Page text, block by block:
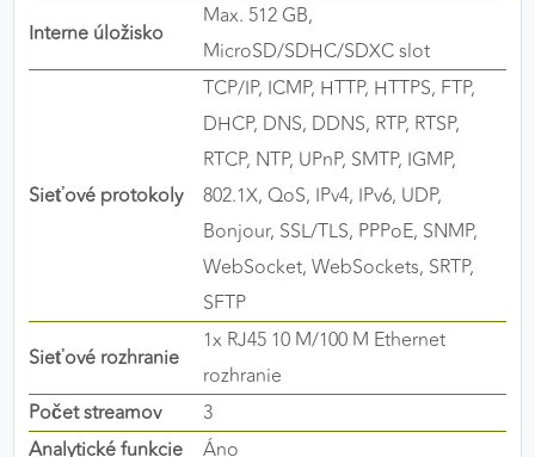
Interne úložisko
Max. 512 GB,
MicroSD/SDHC/SDXC slot
Sieťové protokoly
TCP/IP, ICMP, HTTP, HTTPS, FTP,
DHCP, DNS, DDNS, RTP, RTSP,
RTCP, NTP, UPnP, SMTP, IGMP,
802.1X, QoS, IPv4, IPv6, UDP,
Bonjour, SSL/TLS, PPPoE, SNMP,
WebSocket, WebSockets, SRTP,
SFTP
Sieťové rozhranie
1x RJ45 10 M/100 M Ethernet
rozhranie
Počet streamov
3
Analytické funkcie
Áno